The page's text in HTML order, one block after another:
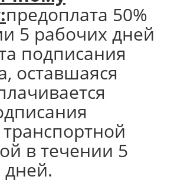
предоплата 50%
5 рабочих дней
подписания
оставшаяся
в течении 5